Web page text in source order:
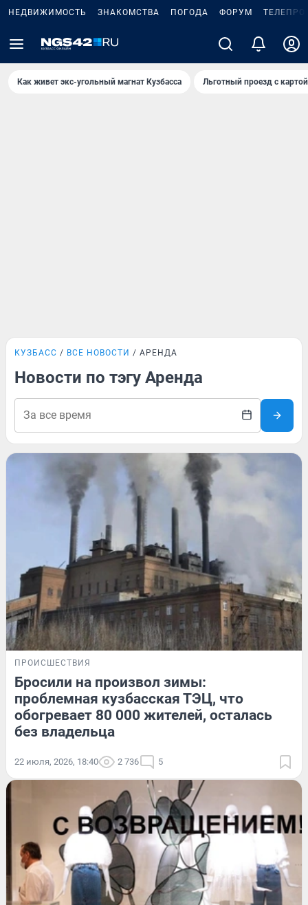
НЕДВИЖИМОСТЬ ЗНАКОМСТВА ПОГОДА ФОРУМ
Как живет экс-угольный магнат Кузбасса Льготный проезд с
КУЗБАСС ВСЕ НОВОСТИ АРЕНДА
Новости по тэгу Аренда
ПРОИСШЕСТВИЯ
Бросили на произвол зимы:
проблемная кузбасская ТЭЦ, что
обогревает 80 000 жителей, осталась
без владельца
22 июля, 2026, 18:40 2 736 5